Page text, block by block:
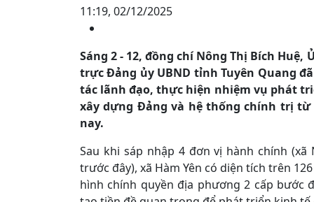
11:19, 02/12/2025
Sáng 2 - 12, đồng chí Nông Thị Bích
trực Đảng ủy UBND tỉnh Tuyên Quang
tác lãnh đạo, thực hiện nhiệm vụ phát
xây dựng Đảng và hệ thống chính trị
nay.
Sau khi sáp nhập 4 đơn vị hành chính (xã
trước đây), xã Hàm Yên có diện tích trên
hình chính quyền địa phương 2 cấp bước